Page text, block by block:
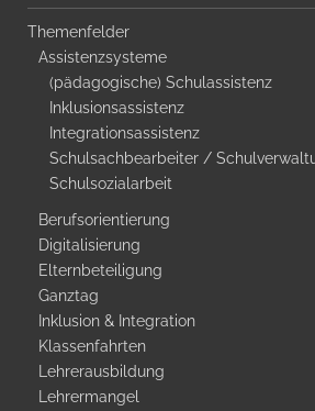
Themenfelder
Assistenzsysteme
(pädagogische) Schulassistenz
Inklusionsassistenz
Integrationsassistenz
Schulsachbearbeiter /
Schulsozialarbeit
Berufsorientierung
Digitalisierung
Elternbeteiligung
Ganztag
Inklusion & Integration
Klassenfahrten
Lehrerausbildung
Lehrermangel